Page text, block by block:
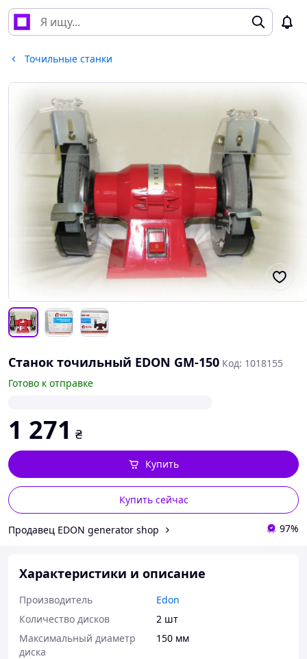
Точильные станки
Станок точильный EDON GM-150 Код: 1018155
Готово к отправке
1 271 ₴
Купить сейчас
Купить
Продавец EDON generator shop 97%
Характеристики и описание
Производитель
Edon
Количество дисков
2 шт
Максимальный диаметр
диска
150 мм